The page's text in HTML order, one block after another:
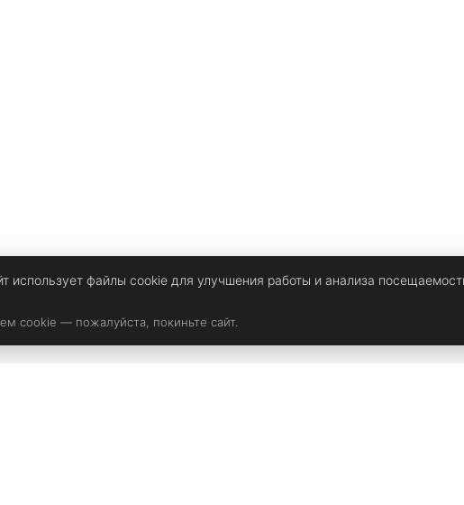
использует файлы cookie для улучшения работы и анализа
cookie — пожалуйста, покиньте сайт.